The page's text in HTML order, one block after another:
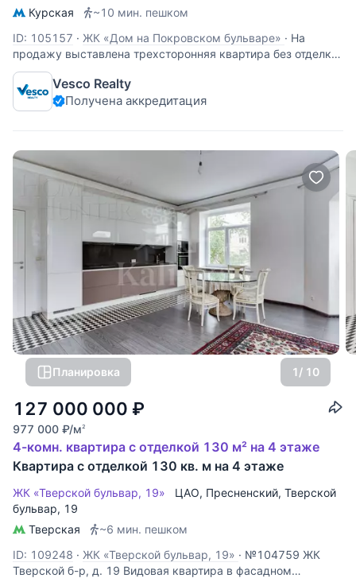
Курская
~10 мин. пешком
ID: 105157 · ЖК «Дом на Покровском бульваре» · На
продажу выставлена трехсторонняя квартира без отделки
площадью 169 квадратных метров в ЖК Дом на
Покровском бульваре. Расположена на 8 этаже жилого
комплекса. На подземном паркинге есть 1 машино-место.
Vesco Realty
Получена аккредитация
Планировка 1/ 10
127 000 000 ₽
977 000 ₽/м2
4-комн. квартира с отделкой 130 м² на 4 этаже
Квартира с отделкой 130 кв. м на 4 этаже
ЖК «Тверской бульвар, 19» ЦАО, Пресненский, Тверской
бульвар, 19
Тверская
~6 мин. пешком
ID: 109248 · ЖК «Тверской бульвар, 19» · №104759 ЖК
Тверской б-р, д. 19 Видовая квартира в фасадном